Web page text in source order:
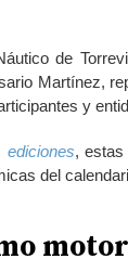
de
Martínez,
y
ediciones, estas
del